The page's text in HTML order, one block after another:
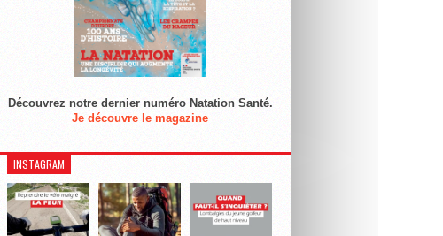
Découvrez notre dernier numéro Natation Santé.
Je découvre le magazine
INSTAGRAM